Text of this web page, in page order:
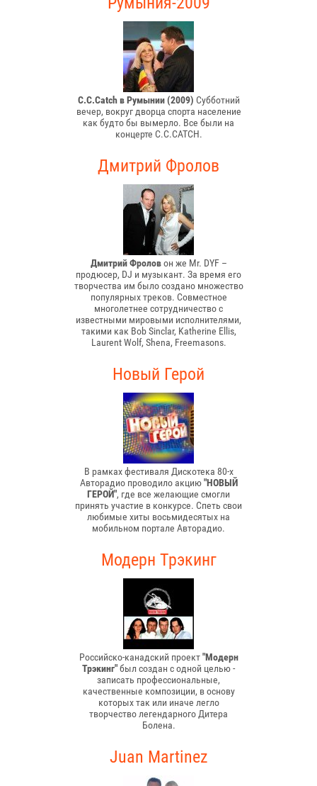
C.C.Catch в Румынии (2009) Субботний
вечер, вокруг дворца спорта население
как будто бы вымерло. Все были на
концерте C.C.CATCH.
Дмитрий Фролов
Дмитрий Фроловон же Mr. DYF –
продюсер, DJ и музыкант. За время его
творчества им было создано множество
популярных треков. Совместное
многолетнее сотрудничество с
известными мировыми исполнителями,
такими как Bob Sinclar, Katherine Ellis,
Laurent Wolf, Shena, Freemasons.
Новый Герой
В рамках фестиваля Дискотека 80-х
Авторадио проводило акцию"НОВЫЙ
ГЕРОЙ", где все желающие смогли
принять участие в конкурсе. Спеть свои
любимые хиты восьмидесятых на
мобильном портале Авторадио.
Модерн Трэкинг
Российско-канадский проект"Модерн
Трэкинг"был создан с одной целью -
записать профессиональные,
качественные композиции, в основу
которых так или иначе легло
творчество легендарного Дитера
Болена.
Juan Martinez